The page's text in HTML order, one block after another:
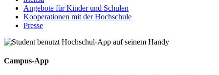
Angebote für Kinder und Schulen
Kooperationen mit der Hochschule
Presse
Campus-App